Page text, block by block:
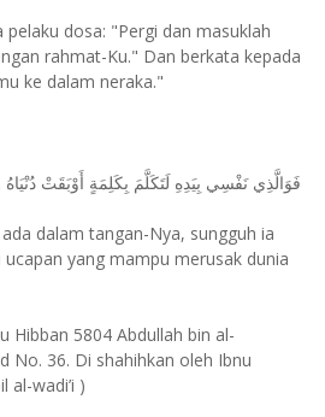
pelaku dosa: "Pergi dan masuklah
rahmat-Ku." Dan berkata kepada
ke dalam neraka."
فَوَالَّذِي نَفْسِي بِيَدِهِ لَتَكَلَّمَ بِكَلِمَةٍ أَوْبَقَتْ دُنْيَاهُ
dalam tangan-Nya, sungguh ia
yang mampu merusak dunia
Hibban 5804 Abdullah bin al-
No. 36. Di shahihkan oleh Ibnu
al-wadi’i )